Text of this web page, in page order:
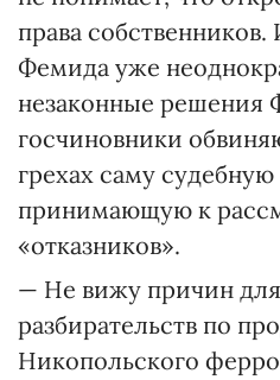
права
Фемида уже
незаконные решения
госчиновники
грехах саму
принимающую к
«отказников».
— Не вижу причин
разбирательств по
Никопольского